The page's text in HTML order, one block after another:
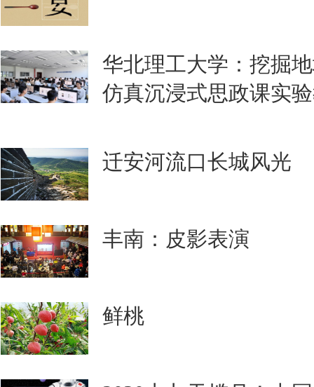
华北理工大学：挖掘
仿真沉浸式思政课实
迁安河流口长城风光
丰南：皮影表演
鲜桃